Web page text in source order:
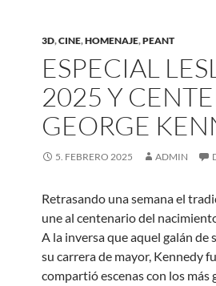
3D,CINE,HOMENAJE,PEANT
ESPECIAL
2025 Y
GEORGE
5. FEBRERO 2025 ADMIN
Retrasando una semana el
une al centenario del
A la inversa que aquel galán de
su carrera de mayor, Kennedy
compartió escenas con los más